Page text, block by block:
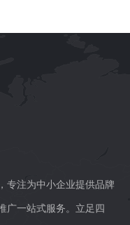
专注为中小企业提供品牌
广一站式服务。立足四